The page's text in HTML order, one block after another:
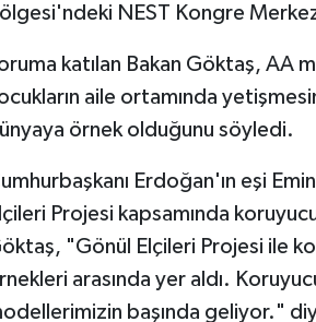
NEST Kongre
katılan Bakan Göktaş, AA
aile ortamında
örnek olduğunu söyledi.
Erdoğan'ın eşi
Projesi kapsamında
"Gönül Elçileri Projesi ile
arasında yer aldı.
başında geliyor."